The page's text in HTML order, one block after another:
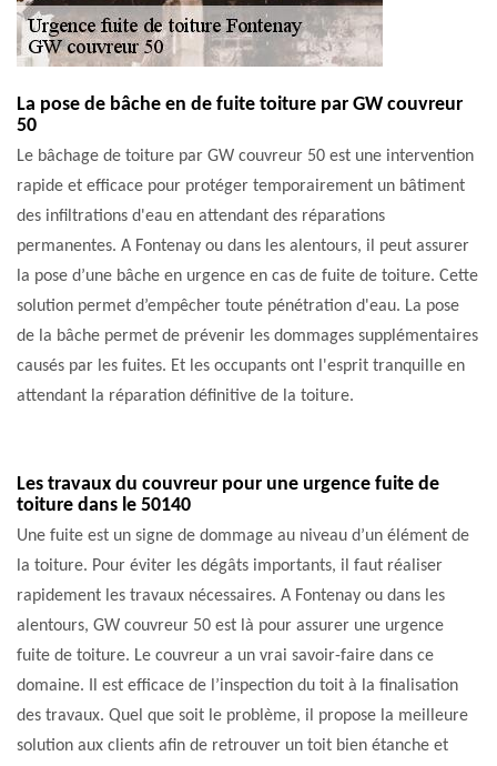
La pose de bâche en de fuite toiture par GW couvreur
50
Le bâchage de toiture par GW couvreur 50 est une intervention
rapide et efficace pour protéger temporairement un bâtiment
des infiltrations d'eau en attendant des réparations
permanentes. A Fontenay ou dans les alentours, il peut assurer
la pose d’une bâche en urgence en cas de fuite de toiture. Cette
solution permet d’empêcher toute pénétration d'eau. La pose
de la bâche permet de prévenir les dommages supplémentaires
causés par les fuites. Et les occupants ont l'esprit tranquille en
attendant la réparation définitive de la toiture.
Les travaux du couvreur pour une urgence fuite de
toiture dans le 50140
Une fuite est un signe de dommage au niveau d’un élément de
la toiture. Pour éviter les dégâts importants, il faut réaliser
rapidement les travaux nécessaires. A Fontenay ou dans les
alentours, GW couvreur 50 est là pour assurer une urgence
fuite de toiture. Le couvreur a un vrai savoir-faire dans ce
domaine. Il est efficace de l’inspection du toit à la finalisation
des travaux. Quel que soit le problème, il propose la meilleure
solution aux clients afin de retrouver un toit bien étanche et